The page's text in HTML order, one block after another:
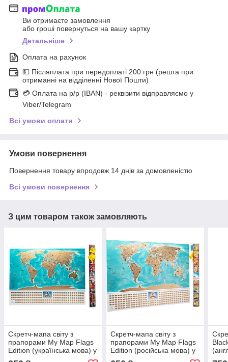
Ви отримаєте замовлення
або гроші повернуться на вашу картку
Детальніше
Оплата на рахунок
💵 Післяплата при передоплаті 200 грн (решта при
отриманні на відділенні Нової Пошти)
💳 Оплата на р/р (IBAN) - реквізити відправляємо у
Viber/Telegram
Всі умови оплати
Умови повернення
Повернення товару впродовж 14 днів за домовленістю
Всі умови повернення
З цим товаром також замовляють
Скретч-мапа світу з
прапорами My Map Flags
Edition (українська мова) у
Скретч-мапа світу з
прапорами My Map Flags
Edition (російська мова) у